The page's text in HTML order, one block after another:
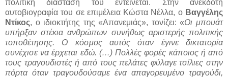
πολιτική διάστασή του εντείνεται. Στην ανέκδοτη
αυτοβιογραφία του σε επιμέλεια Κώστα Νέλλα, ο Βαγγέλης
Ντίκος, ο ιδιοκτήτης της «Απανεμιάς», τονίζει: «Οι μπουάτ
υπήρξαν στέκια ανθρώπων συνήθως αριστερής πολιτικής
τοποθέτησης. Ο κόσμος αυτός όταν έγινε δικτατορία
συνέχισε να έρχεται εδώ. (…) Πολλές φορές κάποιος ή από
τους τραγουδιστές ή από τους πελάτες φύλαγε τσίλιες στην
πόρτα όταν τραγουδούσαμε ένα απαγορευμένο τραγούδι,